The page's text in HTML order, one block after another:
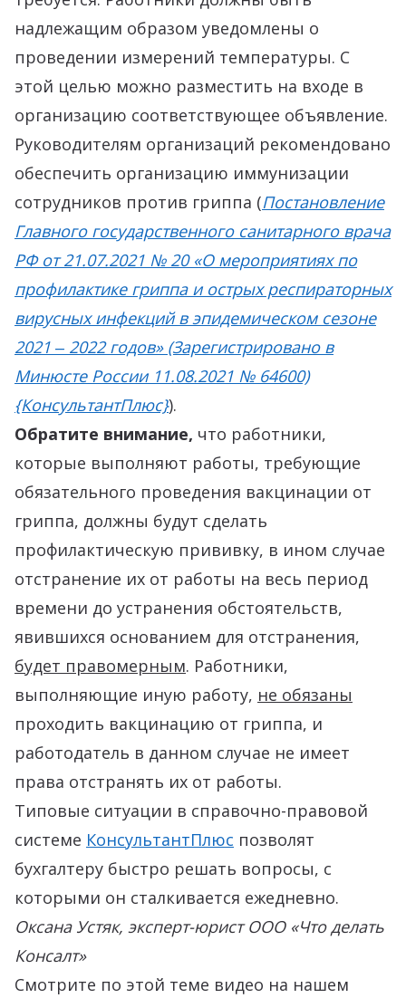
надлежащим образом уведомлены о
проведении измерений температуры. С
этой целью можно разместить на входе в
организацию соответствующее объявление.
Руководителям организаций рекомендовано
обеспечить организацию иммунизации
сотрудников против гриппа (Постановление
Главного государственного санитарного врача
РФ от 21.07.2021 № 20 «О мероприятиях по
профилактике гриппа и острых респираторных
вирусных инфекций в эпидемическом сезоне
2021 ‒ 2022 годов» (Зарегистрировано в
Минюсте России 11.08.2021 № 64600)
{КонсультантПлюс}).
Обратите внимание, что работники,
которые выполняют работы, требующие
обязательного проведения вакцинации от
гриппа, должны будут сделать
профилактическую прививку, в ином случае
отстранение их от работы на весь период
времени до устранения обстоятельств,
явившихся основанием для отстранения,
будет правомерным. Работники,
выполняющие иную работу, не обязаны
проходить вакцинацию от гриппа, и
работодатель в данном случае не имеет
права отстранять их от работы.
Типовые ситуации в справочно-правовой
системе КонсультантПлюс позволят
бухгалтеру быстро решать вопросы, с
которыми он сталкивается ежедневно.
Оксана Устяк, эксперт-юрист ООО «Что делать
Консалт»
Смотрите по этой теме видео на нашем